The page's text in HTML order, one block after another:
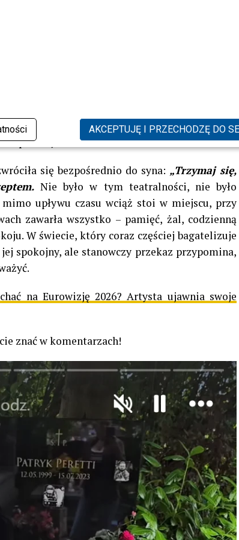
AKCEPTUJĘ I PRZECHODZĘ DO
matki, której odebrano nie tylko dziecko,
bezpieczne. To dramatyczna ilustracja tego, co
Nie tylko dla innych, którzy mierzą się z
które odpowiadają za bezpieczeństwo
płyt z datami. Są częścią ludzkich
celem złodziei, tracimy coś więcej niż tylko
się bezpośrednio do syna: „Trzymaj się,
Nie było w tym teatralności, nie było
upływu czasu wciąż stoi w miejscu, przy
zawarła wszystko – pamięć, żal, codzienną
W świecie, który coraz częściej bagatelizuje
spokojny, ale stanowczy przekaz przypomina,
na Eurowizję 2026? Artysta ujawnia swoje
znać w komentarzach!